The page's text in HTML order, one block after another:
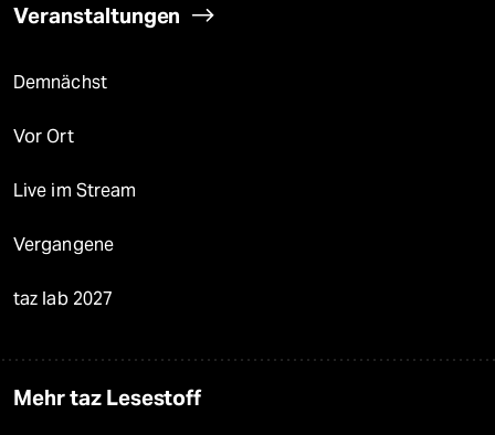
Veranstaltungen
Demnächst
Vor Ort
Live im Stream
Vergangene
taz lab 2027
Mehr taz Lesestoff